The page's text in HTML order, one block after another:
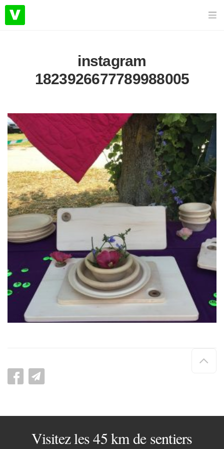
instagram
1823926677789988005
de
Visitez les 45 km de sentiers